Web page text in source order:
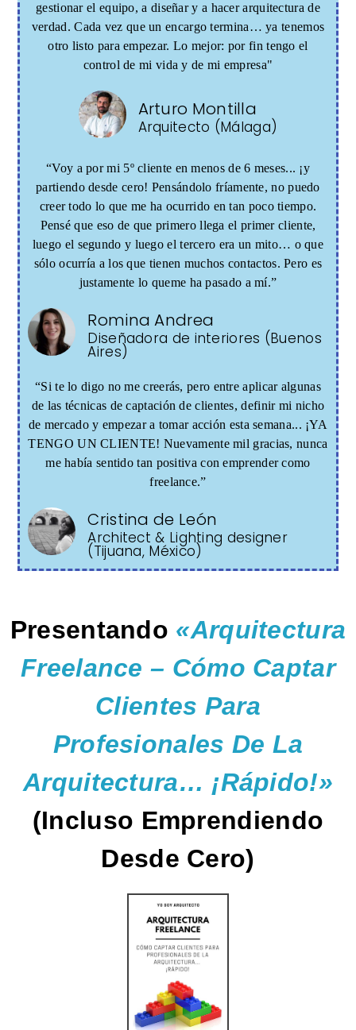
gestionar el equipo, a diseñar y a hacer arquitectura de
verdad. Cada vez que un encargo termina… ya tenemos
otro listo para empezar. Lo mejor: por fin tengo el
control de mi vida y de mi empresa"
Arturo Montilla
Arquitecto (Málaga)
“Voy a por mi 5º cliente en menos de 6 meses... ¡y
partiendo desde cero! Pensándolo fríamente, no puedo
creer todo lo que me ha ocurrido en tan poco tiempo.
Pensé que eso de que primero llega el primer cliente,
luego el segundo y luego el tercero era un mito… o que
sólo ocurría a los que tienen muchos contactos. Pero es
justamente lo queme ha pasado a mí.”
Romina Andrea
Diseñadora de interiores (Buenos
Aires)
“Si te lo digo no me creerás, pero entre aplicar algunas
de las técnicas de captación de clientes, definir mi nicho
de mercado y empezar a tomar acción esta semana... ¡YA
TENGO UN CLIENTE! Nuevamente mil gracias, nunca
me había sentido tan positiva con emprender como
freelance.”
Cristina de León
Architect & Lighting designer
(Tijuana, México)
Presentando «Arquitectura
Freelance – Cómo Captar
Clientes Para
Profesionales De La
Arquitectura… ¡Rápido!»
(Incluso Emprendiendo
Desde Cero)